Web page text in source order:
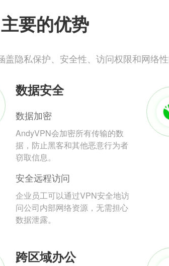
主要的优势
盖隐私保护、安全性、访问权限和网络
数据安全
数据加密
AndyVPN会加密所有传输的数
据，防止黑客和其他恶意行为者
窃取信息。
安全远程访问
企业员工可以通过VPN安全地访
问公司内部网络资源，无需担心
数据泄露。
跨区域办公